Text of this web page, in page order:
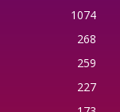
1074
268
259
227